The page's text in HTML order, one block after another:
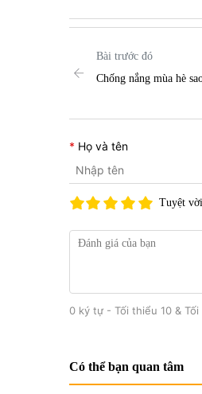
Bài trước đó
Chống nắng mùa hè
Họ và tên
Tuyệt vời
0 ký tự - Tối thiểu 10 & Tối
Có thể bạn quan tâm